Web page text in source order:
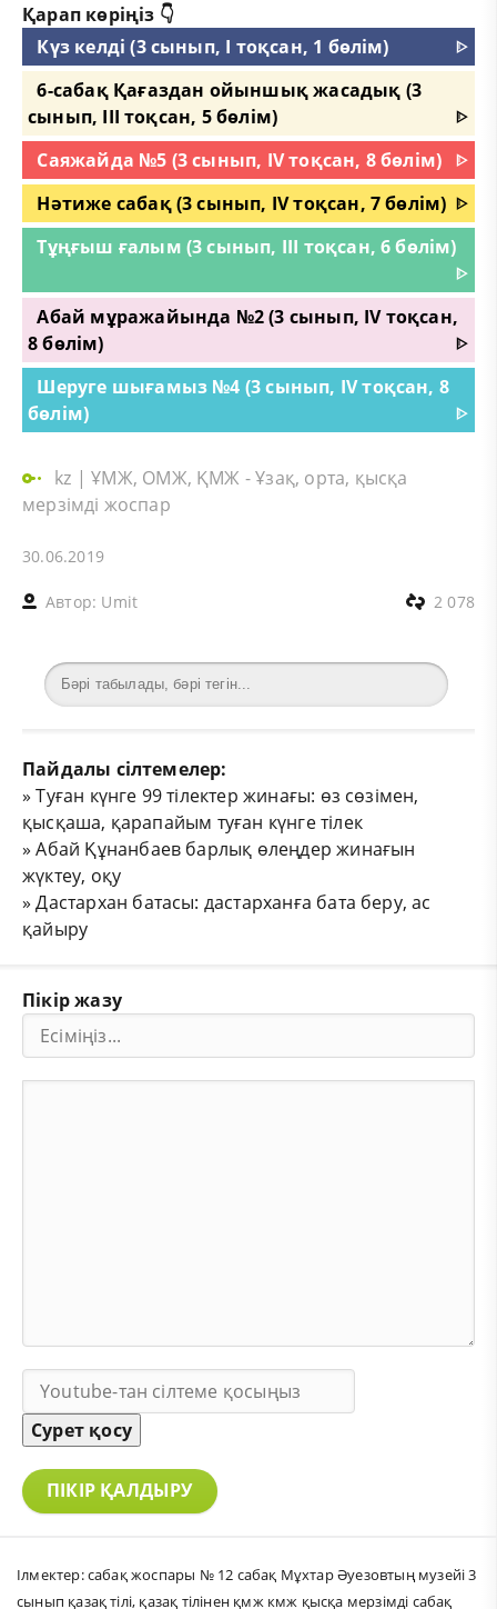
Қарап көріңіз 👇
Күз келді (3 сынып, I тоқсан, 1 бөлім)
ᐈ
6-сабақ Қағаздан ойыншық жасадық (3
сынып, III тоқсан, 5 бөлім)
ᐈ
Саяжайда №5 (3 сынып, IV тоқсан, 8 бөлім) ᐈ
Нәтиже сабақ (3 сынып, IV тоқсан, 7 бөлім) ᐈ
Тұңғыш ғалым (3 сынып, III тоқсан, 6 бөлім)
ᐈ
Абай мұражайында №2 (3 сынып, IV тоқсан,
8 бөлім)
ᐈ
Шеруге шығамыз №4 (3 сынып, IV тоқсан, 8
бөлім)
ᐈ
kz |ҰМЖ, ОМЖ, ҚМЖ - Ұзақ, орта, қысқа
мерзімді жоспар
30.06.2019
Автор: Umit 2 078
Пайдалы сілтемелер:
»Туған күнге 99 тілектер жинағы: өз сөзімен,
қысқаша, қарапайым туған күнге тілек
»Абай Құнанбаев барлық өлеңдер жинағын
жүктеу, оқу
»Дастархан батасы: дастарханға бата беру, ас
қайыру
Пікір жазу
Сурет қосу
ПІКІР ҚАЛДЫРУ
Ілмектер:сабақ жоспары № 12 сабақ Мұхтар Әуезовтың музейі 3
сынып қазақ тілі, қазақ тілінен қмж кмж қысқа мерзімді сабақ